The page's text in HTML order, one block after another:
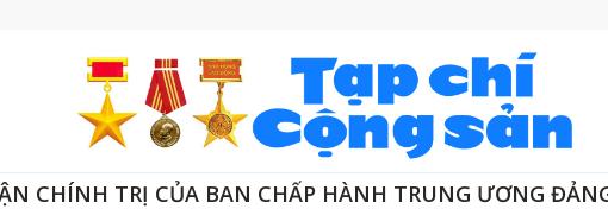
CHÍNH TRỊ CỦA BAN CHẤP HÀNH TRUNG ƯƠNG